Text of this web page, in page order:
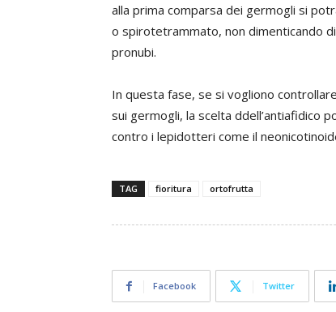
alla prima comparsa dei germogli si
o spirotetrammato, non dimenticando
pronubi.
In questa fase, se si vogliono
sui germogli, la scelta ddell’antiafidico
contro i lepidotteri come il
TAG fioritura ortofrutta
Facebook Twitter